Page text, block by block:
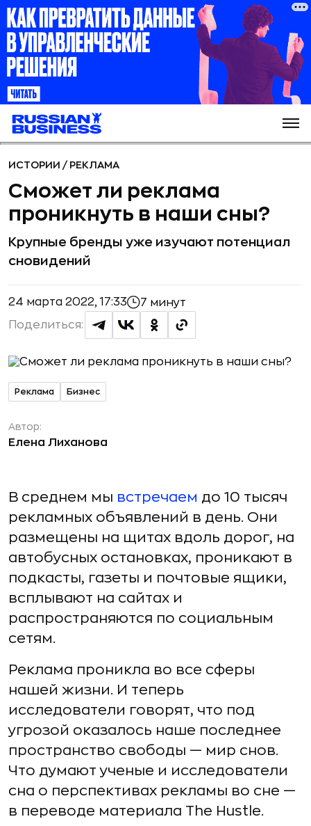
ИСТОРИИ / РЕКЛАМА
Сможет ли реклама
проникнуть в наши сны?
Крупные бренды уже изучают потенциал
сновидений
24 марта 2022, 17:33 7 минут
Поделиться:
Реклама Бизнес
Автор:
Елена Лиханова
В среднем мы встречаем до 10 тысяч
рекламных объявлений в день. Они
размещены на щитах вдоль дорог, на
автобусных остановках, проникают в
подкасты, газеты и почтовые ящики,
всплывают на сайтах и
распространяются по социальным
сетям.
Реклама проникла во все сферы
нашей жизни. И теперь
исследователи говорят, что под
угрозой оказалось наше последнее
пространство свободы — мир снов.
Что думают ученые и исследователи
сна о перспективах рекламы во сне —
в переводе материала The Hustle.